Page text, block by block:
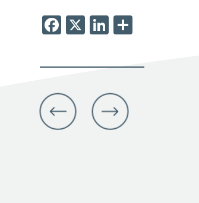
Facebook
X LinkedIn
Share